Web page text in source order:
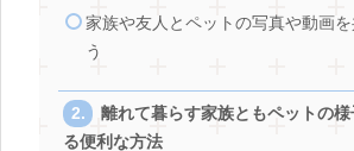
家族や友人とペットの写真や動画を
う
離れて暮らす家族ともペットの
る便利な方法